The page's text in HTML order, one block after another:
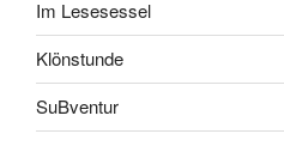
Im Lesesessel
Klönstunde
SuBventur